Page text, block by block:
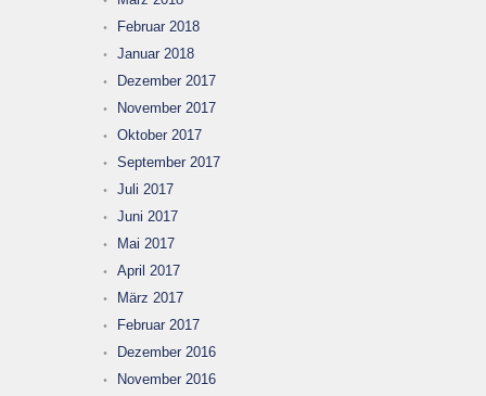
Februar 2018
Januar 2018
Dezember 2017
November 2017
Oktober 2017
September 2017
Juli 2017
Juni 2017
Mai 2017
April 2017
März 2017
Februar 2017
Dezember 2016
November 2016